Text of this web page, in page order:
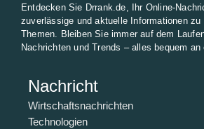
Entdecken Sie Drrank.de, Ihr Online-
zuverlässige und aktuelle Informationen
Themen. Bleiben Sie immer auf dem
Nachrichten und Trends – alles bequem an
Nachricht
Wirtschaftsnachrichten
Technologien